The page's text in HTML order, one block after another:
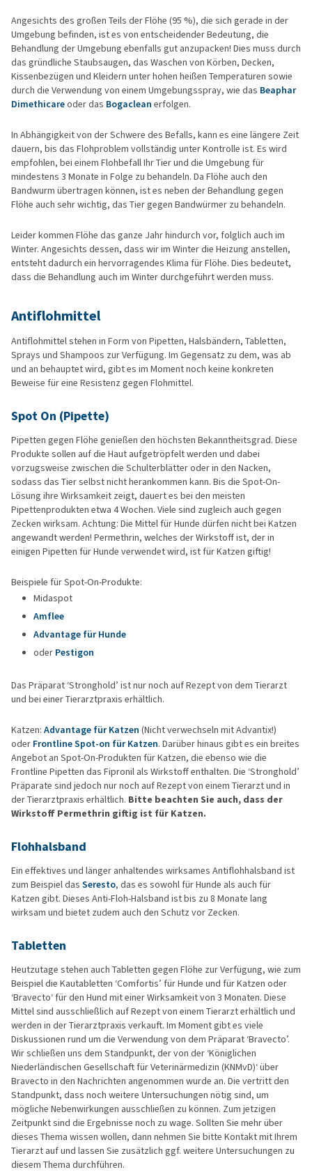
Angesichts des großen Teils der Flöhe (95 %), die sich gerade in der
Umgebung befinden, ist es von entscheidender Bedeutung, die
Behandlung der Umgebung ebenfalls gut anzupacken! Dies muss durch
das gründliche Staubsaugen, das Waschen von Körben, Decken,
Kissenbezügen und Kleidern unter hohen heißen Temperaturen sowie
durch die Verwendung von einem Umgebungsspray, wie das Beaphar
Dimethicareoder das Bogaclean erfolgen.
In Abhängigkeit von der Schwere des Befalls, kann es eine längere Zeit
dauern, bis das Flohproblem vollständig unter Kontrolle ist. Es wird
empfohlen, bei einem Flohbefall Ihr Tier und die Umgebung für
mindestens 3 Monate in Folge zu behandeln. Da Flöhe auch den
Bandwurm übertragen können, ist es neben der Behandlung gegen
Flöhe auch sehr wichtig, das Tier gegen Bandwürmer zu behandeln.
Leider kommen Flöhe das ganze Jahr hindurch vor, folglich auch im
Winter. Angesichts dessen, dass wir im Winter die Heizung anstellen,
entsteht dadurch ein hervorragendes Klima für Flöhe. Dies bedeutet,
dass die Behandlung auch im Winter durchgeführt werden muss.
Antiflohmittel
Antiflohmittel stehen in Form von Pipetten, Halsbändern, Tabletten,
Sprays und Shampoos zur Verfügung. Im Gegensatz zu dem, was ab
und an behauptet wird, gibt es im Moment noch keine konkreten
Beweise für eine Resistenz gegen Flohmittel.
Spot On (Pipette)
Pipetten gegen Flöhe genießen den höchsten Bekanntheitsgrad. Diese
Produkte sollen auf die Haut aufgetröpfelt werden und dabei
vorzugsweise zwischen die Schulterblätter oder in den Nacken,
sodass das Tier selbst nicht herankommen kann. Bis die Spot-On-
Lösung ihre Wirksamkeit zeigt, dauert es bei den meisten
Pipettenprodukten etwa 4 Wochen. Viele sind zugleich auch gegen
Zecken wirksam. Achtung: Die Mittel für Hunde dürfen nicht bei Katzen
angewandt werden! Permethrin, welches der Wirkstoff ist, der in
einigen Pipetten für Hunde verwendet wird, ist für Katzen giftig!
Beispiele für Spot-On-Produkte:
Midaspot
Amflee
Advantage für Hunde
oder Pestigon
Das Präparat ‘Stronghold’ ist nur noch auf Rezept von dem Tierarzt
und bei einer Tierarztpraxis erhältlich.
Katzen: Advantage für Katzen (Nicht verwechseln mit Advantix!)
oder Frontline Spot-on für Katzen. Darüber hinaus gibt es ein breites
Angebot an Spot-On-Produkten für Katzen, die ebenso wie die
Frontline Pipetten das Fipronil als Wirkstoff enthalten. Die ‘Stronghold’
Präparate sind jedoch nur noch auf Rezept von einem Tierarzt und in
der Tierarztpraxis erhältlich. Bitte beachten Sie auch, dass der
Wirkstoff Permethrin giftig ist für Katzen.
Flohhalsband
Ein effektives und länger anhaltendes wirksames Antiflohhalsband ist
zum Beispiel das Seresto, das es sowohl für Hunde als auch für
Katzen gibt. Dieses Anti-Floh-Halsband ist bis zu 8 Monate lang
wirksam und bietet zudem auch den Schutz vor Zecken.
Tabletten
Heutzutage stehen auch Tabletten gegen Flöhe zur Verfügung, wie zum
Beispiel die Kautabletten ‘Comfortis’ für Hunde und für Katzen oder
‘Bravecto‘ für den Hund mit einer Wirksamkeit von 3 Monaten. Diese
Mittel sind ausschließlich auf Rezept von einem Tierarzt erhältlich und
werden in der Tierarztpraxis verkauft. Im Moment gibt es viele
Diskussionen rund um die Verwendung von dem Präparat ‘Bravecto’.
Wir schließen uns dem Standpunkt, der von der ‘Königlichen
Niederländischen Gesellschaft für Veterinärmedizin (KNMvD)‘ über
Bravecto in den Nachrichten angenommen wurde an. Die vertritt den
Standpunkt, dass noch weitere Untersuchungen nötig sind, um
mögliche Nebenwirkungen ausschließen zu können. Zum jetzigen
Zeitpunkt sind die Ergebnisse noch zu wage. Sollten Sie mehr über
dieses Thema wissen wollen, dann nehmen Sie bitte Kontakt mit Ihrem
Tierarzt auf und lassen Sie zusätzlich ggf. weitere Untersuchungen zu
diesem Thema durchführen.